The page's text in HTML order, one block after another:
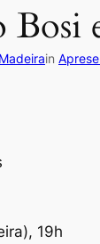
in
19h